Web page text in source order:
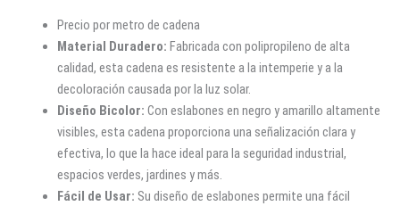
Precio por metro de cadena
Material Duradero: Fabricada con polipropileno de alta
calidad, esta cadena es resistente a la intemperie y a la
decoloración causada por la luz solar.
Diseño Bicolor: Con eslabones en negro y amarillo altamente
visibles, esta cadena proporciona una señalización clara y
efectiva, lo que la hace ideal para la seguridad industrial,
espacios verdes, jardines y más.
Fácil de Usar: Su diseño de eslabones permite una fácil